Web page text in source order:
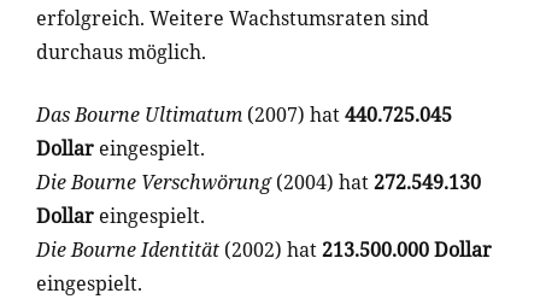
erfolgreich. Weitere Wachstumsraten sind
durchaus möglich.
Das Bourne Ultimatum (2007) hat440.725.045
Dollar eingespielt.
Die Bourne Verschwörung(2004) hat272.549.130
Dollar eingespielt.
Die Bourne Identität (2002) hat213.500.000 Dollar
eingespielt.